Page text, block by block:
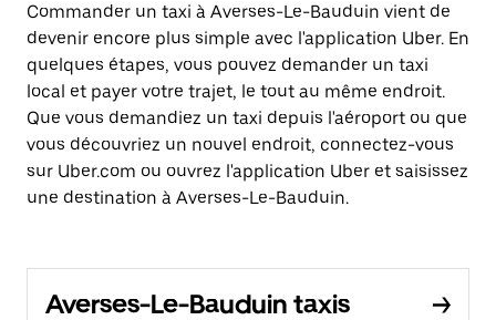
Commander un taxi à Averses-Le-Bauduin vient de
devenir encore plus simple avec l'application Uber. En
quelques étapes, vous pouvez demander un taxi
local et payer votre trajet, le tout au même endroit.
Que vous demandiez un taxi depuis l'aéroport ou que
vous découvriez un nouvel endroit, connectez-vous
sur Uber.com ou ouvrez l'application Uber et saisissez
une destination à Averses-Le-Bauduin.
Averses-Le-Bauduin taxis